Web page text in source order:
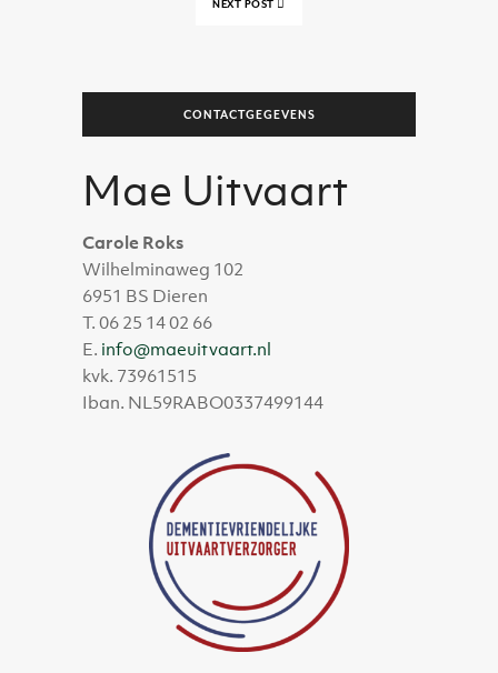
NEXT POST
CONTACTGEGEVENS
Mae Uitvaart
Carole Roks
Wilhelminaweg 102
6951 BS Dieren
T. 06 25 14 02 66
E. info@maeuitvaart.nl
kvk. 73961515
Iban. NL59RABO0337499144